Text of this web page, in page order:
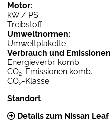
Motor:
kW / PS
Treibstoff
Umweltnormen:
Umweltplakette
Verbrauch und Emissionen
Energieverbr. komb.
CO2-Emissionen komb.
CO2-Klasse
Standort
Details zum Nissan